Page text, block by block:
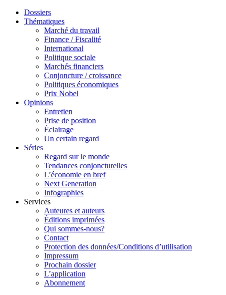
Dossiers
Thématiques
Marché du travail
Finance / Fiscalité
International
Politique sociale
Marchés financiers
Conjoncture / croissance
Politiques économiques
Prix Nobel
Opinions
Entretien
Prise de position
Éclairage
Un certain regard
Séries
Regard sur le monde
Tendances conjoncturelles
L’économie en bref
Next Generation
Infographies
Services
Auteures et auteurs
Éditions imprimées
Qui sommes-nous?
Contact
Protection des données/Conditions d’utilisation
Impressum
Prochain dossier
L’application
Abonnement